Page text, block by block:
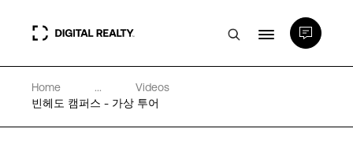
데이터 센터
Home ...
Videos
빈헤도 캠퍼스 - 가상 투어